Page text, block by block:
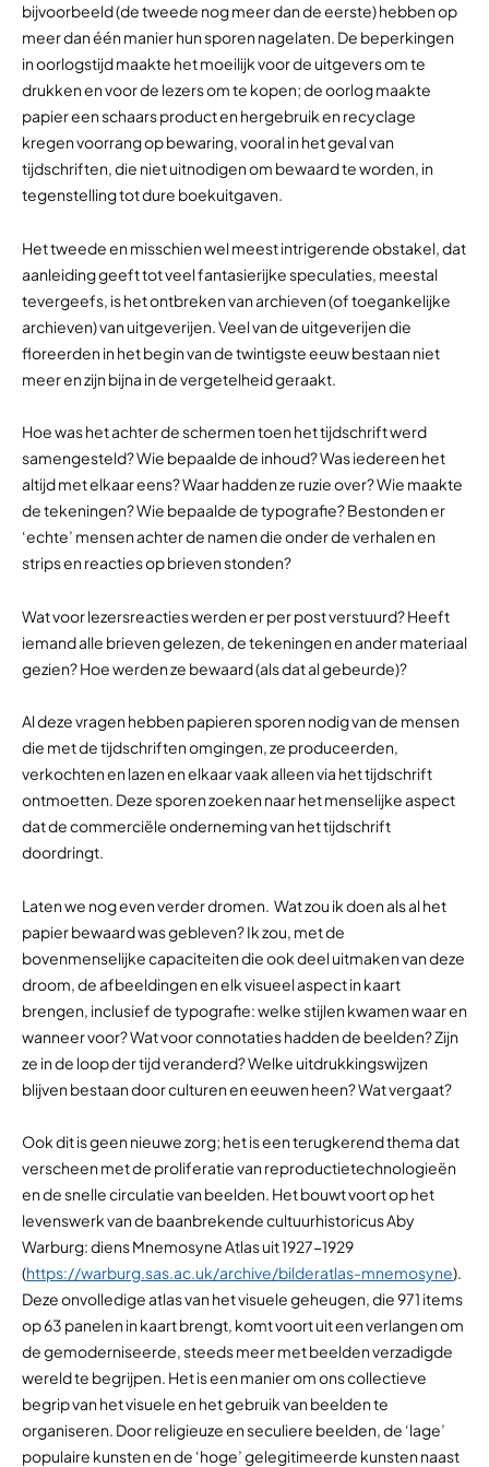
bijvoorbeeld (de tweede nog meer dan de eerste) hebben op
meer dan één manier hun sporen nagelaten. De beperkingen
in oorlogstijd maakte het moeilijk voor de uitgevers om te
drukken en voor de lezers om te kopen; de oorlog maakte
papier een schaars product en hergebruik en recyclage
kregen voorrang op bewaring, vooral in het geval van
tijdschriften, die niet uitnodigen om bewaard te worden, in
tegenstelling tot dure boekuitgaven.
Het tweede en misschien wel meest intrigerende obstakel, dat
aanleiding geeft tot veel fantasierijke speculaties, meestal
tevergeefs, is het ontbreken van archieven (of toegankelijke
archieven) van uitgeverijen. Veel van de uitgeverijen die
floreerden in het begin van de twintigste eeuw bestaan niet
meer en zijn bijna in de vergetelheid geraakt.
Hoe was het achter de schermen toen het tijdschrift werd
samengesteld? Wie bepaalde de inhoud? Was iedereen het
altijd met elkaar eens? Waar hadden ze ruzie over? Wie maakte
de tekeningen? Wie bepaalde de typografie? Bestonden er
‘echte’ mensen achter de namen die onder de verhalen en
strips en reacties op brieven stonden?
Wat voor lezersreacties werden er per post verstuurd? Heeft
iemand alle brieven gelezen, de tekeningen en ander materiaal
gezien? Hoe werden ze bewaard (als dat al gebeurde)?
Al deze vragen hebben papieren sporen nodig van de mensen
die met de tijdschriften omgingen, ze produceerden,
verkochten en lazen en elkaar vaak alleen via het tijdschrift
ontmoetten. Deze sporen zoeken naar het menselijke aspect
dat de commerciële onderneming van het tijdschrift
doordringt.
Laten we nog even verder dromen. Wat zou ik doen als al het
papier bewaard was gebleven? Ik zou, met de
bovenmenselijke capaciteiten die ook deel uitmaken van deze
droom, de afbeeldingen en elk visueel aspect in kaart
brengen, inclusief de typografie: welke stijlen kwamen waar en
wanneer voor? Wat voor connotaties hadden de beelden? Zijn
ze in de loop der tijd veranderd? Welke uitdrukkingswijzen
blijven bestaan door culturen en eeuwen heen? Wat vergaat?
Ook dit is geen nieuwe zorg; het is een terugkerend thema dat
verscheen met de proliferatie van reproductietechnologieën
en de snelle circulatie van beelden. Het bouwt voort op het
levenswerk van de baanbrekende cultuurhistoricus Aby
Warburg: diens Mnemosyne Atlas uit 1927-1929
(https://warburg.sas.ac.uk/archive/bilderatlas-mnemosyne).
Deze onvolledige atlas van het visuele geheugen, die 971 items
op 63 panelen in kaart brengt, komt voort uit een verlangen om
de gemoderniseerde, steeds meer met beelden verzadigde
wereld te begrijpen. Het is een manier om ons collectieve
begrip van het visuele en het gebruik van beelden te
organiseren. Door religieuze en seculiere beelden, de ‘lage’
populaire kunsten en de ‘hoge’ gelegitimeerde kunsten naast